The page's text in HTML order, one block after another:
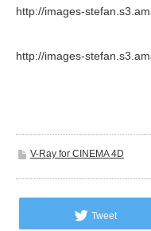
http://images-
http://images-
V-Ray for CINEMA 4D
Tweet